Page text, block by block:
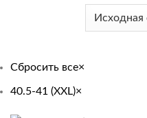
Сбросить все×
40.5-41 (XXL)×